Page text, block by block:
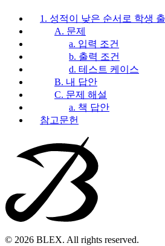
1. 성적이 낮은 순서로 학생 출
A. 문제
a. 입력 조건
b. 출력 조건
d. 테스트 케이스
B. 내 답안
C. 문제 해설
a. 책 답안
참고문헌
© 2026 BLEX. All rights reserved.